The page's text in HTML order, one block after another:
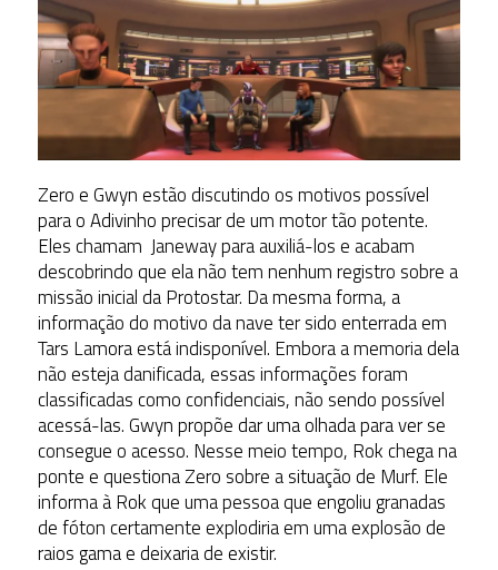
Zero e Gwyn estão discutindo os motivos possível
para o Adivinho precisar de um motor tão potente.
Eles chamam Janeway para auxiliá-los e acabam
descobrindo que ela não tem nenhum registro sobre a
missão inicial da Protostar. Da mesma forma, a
informação do motivo da nave ter sido enterrada em
Tars Lamora está indisponível. Embora a memoria dela
não esteja danificada, essas informações foram
classificadas como confidenciais, não sendo possível
acessá-las. Gwyn propõe dar uma olhada para ver se
consegue o acesso. Nesse meio tempo, Rok chega na
ponte e questiona Zero sobre a situação de Murf. Ele
informa à Rok que uma pessoa que engoliu granadas
de fóton certamente explodiria em uma explosão de
raios gama e deixaria de existir.